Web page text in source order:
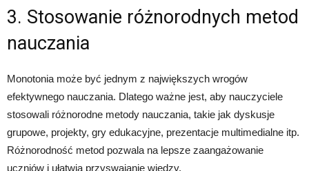
3. Stosowanie różnorodnych metod
nauczania
Monotonia może być jednym z największych wrogów
efektywnego nauczania. Dlatego ważne jest, aby nauczyciele
stosowali różnorodne metody nauczania, takie jak dyskusje
grupowe, projekty, gry edukacyjne, prezentacje multimedialne itp.
Różnorodność metod pozwala na lepsze zaangażowanie
uczniów i ułatwia przyswajanie wiedzy.